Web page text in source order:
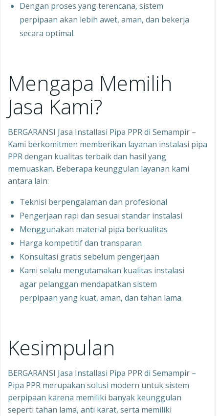
Dengan proses yang terencana, sistem
perpipaan akan lebih awet, aman, dan bekerja
secara optimal.
Mengapa Memilih
Jasa Kami?
BERGARANSI Jasa Installasi Pipa PPR di Semampir –
Kami berkomitmen memberikan layanan instalasi pipa
PPR dengan kualitas terbaik dan hasil yang
memuaskan. Beberapa keunggulan layanan kami
antara lain:
Teknisi berpengalaman dan profesional
Pengerjaan rapi dan sesuai standar instalasi
Menggunakan material pipa berkualitas
Harga kompetitif dan transparan
Konsultasi gratis sebelum pengerjaan
Kami selalu mengutamakan kualitas instalasi
agar pelanggan mendapatkan sistem
perpipaan yang kuat, aman, dan tahan lama.
Kesimpulan
BERGARANSI Jasa Installasi Pipa PPR di Semampir –
Pipa PPR merupakan solusi modern untuk sistem
perpipaan karena memiliki banyak keunggulan
seperti tahan lama, anti karat, serta memiliki